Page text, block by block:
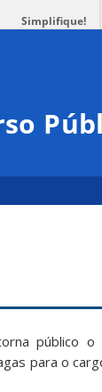
Simplifique!
público
para o